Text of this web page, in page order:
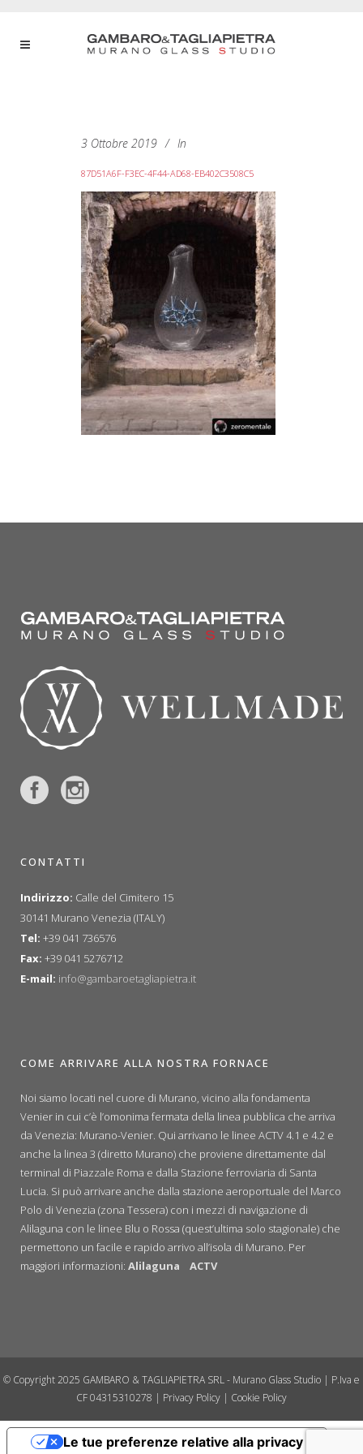
3 Ottobre 2019 In
87D51A6F-F3EC-4F44-AD68-EB402C3508C5
CONTATTI
Indirizzo: Calle del Cimitero 15
30141 Murano Venezia (ITALY)
Tel: +39 041 736576
Fax: +39 041 5276712
E-mail: info@gambaroetagliapietra.it
COME ARRIVARE ALLA NOSTRA FORNACE
Noi siamo locati nel cuore di Murano, vicino alla fondamenta
Venier in cui c’è l’omonima fermata della linea pubblica che arriva
da Venezia: Murano-Venier. Qui arrivano le linee ACTV 4.1 e 4.2 e
anche la linea 3 (diretto Murano) che proviene direttamente dal
terminal di Piazzale Roma e dalla Stazione ferroviaria di Santa
Lucia. Si può arrivare anche dalla stazione aeroportuale del Marco
Polo di Venezia (zona Tessera) con i mezzi di navigazione di
Alilaguna con le linee Blu o Rossa (quest’ultima solo stagionale) che
permettono un facile e rapido arrivo all’isola di Murano. Per
maggiori informazioni: Alilaguna ACTV
© Copyright 2025 GAMBARO & TAGLIAPIETRA SRL - Murano Glass Studio | P.Iva e
CF 04315310278 | Privacy Policy | Cookie Policy
Le tue preferenze relative alla privacy